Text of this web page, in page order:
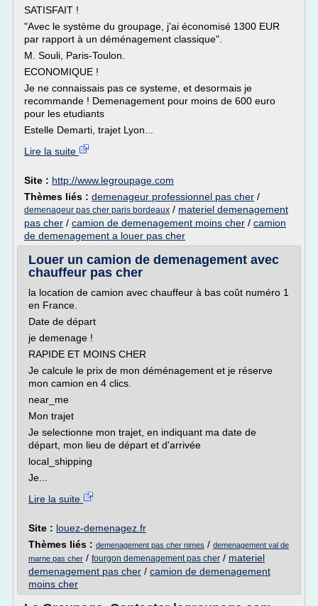
SATISFAIT !
"Avec le système du groupage, j'ai économisé 1300 EUR
par rapport à un déménagement classique".
M. Souli, Paris-Toulon.
ECONOMIQUE !
Je ne connaissais pas ce systeme, et desormais je
recommande ! Demenagement pour moins de 600 euro
pour les etudiants
Estelle Demarti, trajet Lyon...
Lire la suite
Site : http://www.legroupage.com
Thèmes liés : demenageur professionnel pas cher /
demenageur pas cher paris bordeaux / materiel demenagement
pas cher / camion de demenagement moins cher / camion
de demenagement a louer pas cher
Louer un camion de demenagement avec
chauffeur pas cher
la location de camion avec chauffeur à bas coût numéro 1
en France.
Date de départ
je demenage !
RAPIDE ET MOINS CHER
Je calcule le prix de mon déménagement et je réserve
mon camion en 4 clics.
near_me
Mon trajet
Je selectionne mon trajet, en indiquant ma date de
départ, mon lieu de départ et d'arrivée
local_shipping
Je...
Lire la suite
Site : louez-demenagez.fr
Thèmes liés : demenagement pas cher nimes / demenagement val de
marne pas cher / fourgon demenagement pas cher / materiel
demenagement pas cher / camion de demenagement
moins cher